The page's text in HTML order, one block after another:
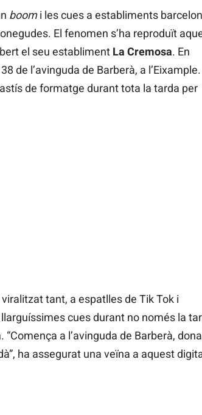
boomi les cues a establiments
El fenomen s’ha reproduït
el seu establiment La Cremosa. En
de l’avinguda de Barberà, a l’Eixample.
de formatge durant tota la tarda per
tant, a espatlles de Tik Tok i
cues durant no només la
a l’avinguda de Barberà,
ha assegurat una veïna a aquest